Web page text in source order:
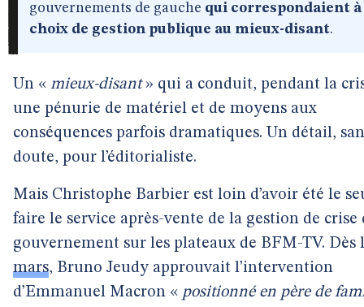
gouvernements de gauche qui correspondaient à
choix de gestion publique au mieux-disant.
Un « mieux-disant» qui a conduit, pendant la
une pénurie de matériel et de moyens aux
conséquences parfois dramatiques. Un détail,
doute, pour l’éditorialiste.
Mais Christophe Barbier est loin d’avoir été le
faire le service après-vente de la gestion de crise
gouvernement sur les plateaux de BFM-TV. Dès
mars, Bruno Jeudy approuvait l’intervention
d’Emmanuel Macron « positionné en père de